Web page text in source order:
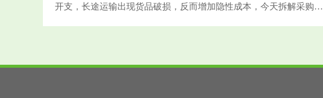
开支，长途运输出现货品破损，反而增加隐性成本，今天拆解采购核
小存在差异，直观感受很难分辨，也是价格差